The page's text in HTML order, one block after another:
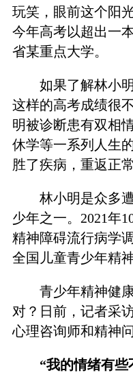
玩笑，眼前这个阳
今年高考以超出一
省某重点大学。
如果了解林小
这样的高考成绩很
明被诊断患有双相
休学等一系列人生
胜了疾病，重返正
林小明是众多
少年之一。2021年
精神障碍流行病学
全国儿童青少年精
青少年精神健
对？日前，记者采
心理咨询师和精神
“我的情绪有些